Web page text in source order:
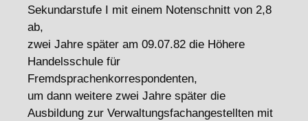
Sekundarstufe I mit einem Notenschnitt von 2,8
ab,
zwei Jahre später am 09.07.82 die Höhere
Handelsschule für
Fremdsprachenkorrespondenten,
um dann weitere zwei Jahre später die
Ausbildung zur Verwaltungsfachangestellten mit